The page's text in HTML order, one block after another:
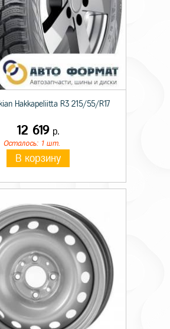
Hakkapeliitta R3 215/55/R17
12 619р.
Осталось: 1 шт.
В корзину